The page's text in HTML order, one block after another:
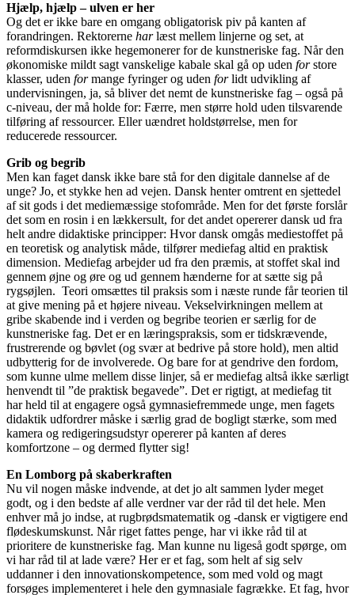
Hjælp, hjælp – ulven er her
Og det er ikke bare en omgang obligatorisk piv på kanten af
forandringen. Rektorerne harlæst mellem linjerne og set, at
reformdiskursen ikke hegemonerer for de kunstneriske fag. Når den
økonomiske mildt sagt vanskelige kabale skal gå op uden forstore
klasser, uden formange fyringer og uden forlidt udvikling af
undervisningen, ja, så bliver det nemt de kunstneriske fag – også på
c-niveau, der må holde for: Færre, men større hold uden tilsvarende
tilføring af ressourcer. Eller uændret holdstørrelse, men for
reducerede ressourcer.
Grib og begrib
Men kan faget dansk ikke bare stå for den digitale dannelse af de
unge? Jo, et stykke hen ad vejen. Dansk henter omtrent en sjettedel
af sit gods i det mediemæssige stofområde. Men for det første forslår
det som en rosin i en lækkersult, for det andet opererer dansk ud fra
helt andre didaktiske principper: Hvor dansk omgås mediestoffet på
en teoretisk og analytisk måde, tilfører mediefag altid en praktisk
dimension. Mediefag arbejder ud fra den præmis, at stoffet skal ind
gennem øjne og øre og ud gennem hænderne for at sætte sig på
rygsøjlen. Teori omsættes til praksis som i næste runde får teorien til
at give mening på et højere niveau. Vekselvirkningen mellem at
gribe skabende ind i verden og begribe teorien er særlig for de
kunstneriske fag. Det er en læringspraksis, som er tidskrævende,
frustrerende og bøvlet (og svær at bedrive på store hold), men altid
udbytterig for de involverede. Og bare for at gendrive den fordom,
som kunne ulme mellem disse linjer, så er mediefag altså ikke særligt
henvendt til ”de praktisk begavede”. Det er rigtigt, at mediefag tit
har held til at engagere også gymnasiefremmede unge, men fagets
didaktik udfordrer måske i særlig grad de bogligt stærke, som med
kamera og redigeringsudstyr opererer på kanten af deres
komfortzone – og dermed flytter sig!
En Lomborg på skaberkraften
Nu vil nogen måske indvende, at det jo alt sammen lyder meget
godt, og i den bedste af alle verdner var der råd til det hele. Men
enhver må jo indse, at rugbrødsmatematik og -dansk er vigtigere end
flødeskumskunst. Når riget fattes penge, har vi ikke råd til at
prioritere de kunstneriske fag. Man kunne nu ligeså godt spørge, om
vi har råd til at lade være? Her er et fag, som helt af sig selv
uddanner i den innovationskompetence, som med vold og magt
forsøges implementeret i hele den gymnasiale fagrække. Et fag, hvor